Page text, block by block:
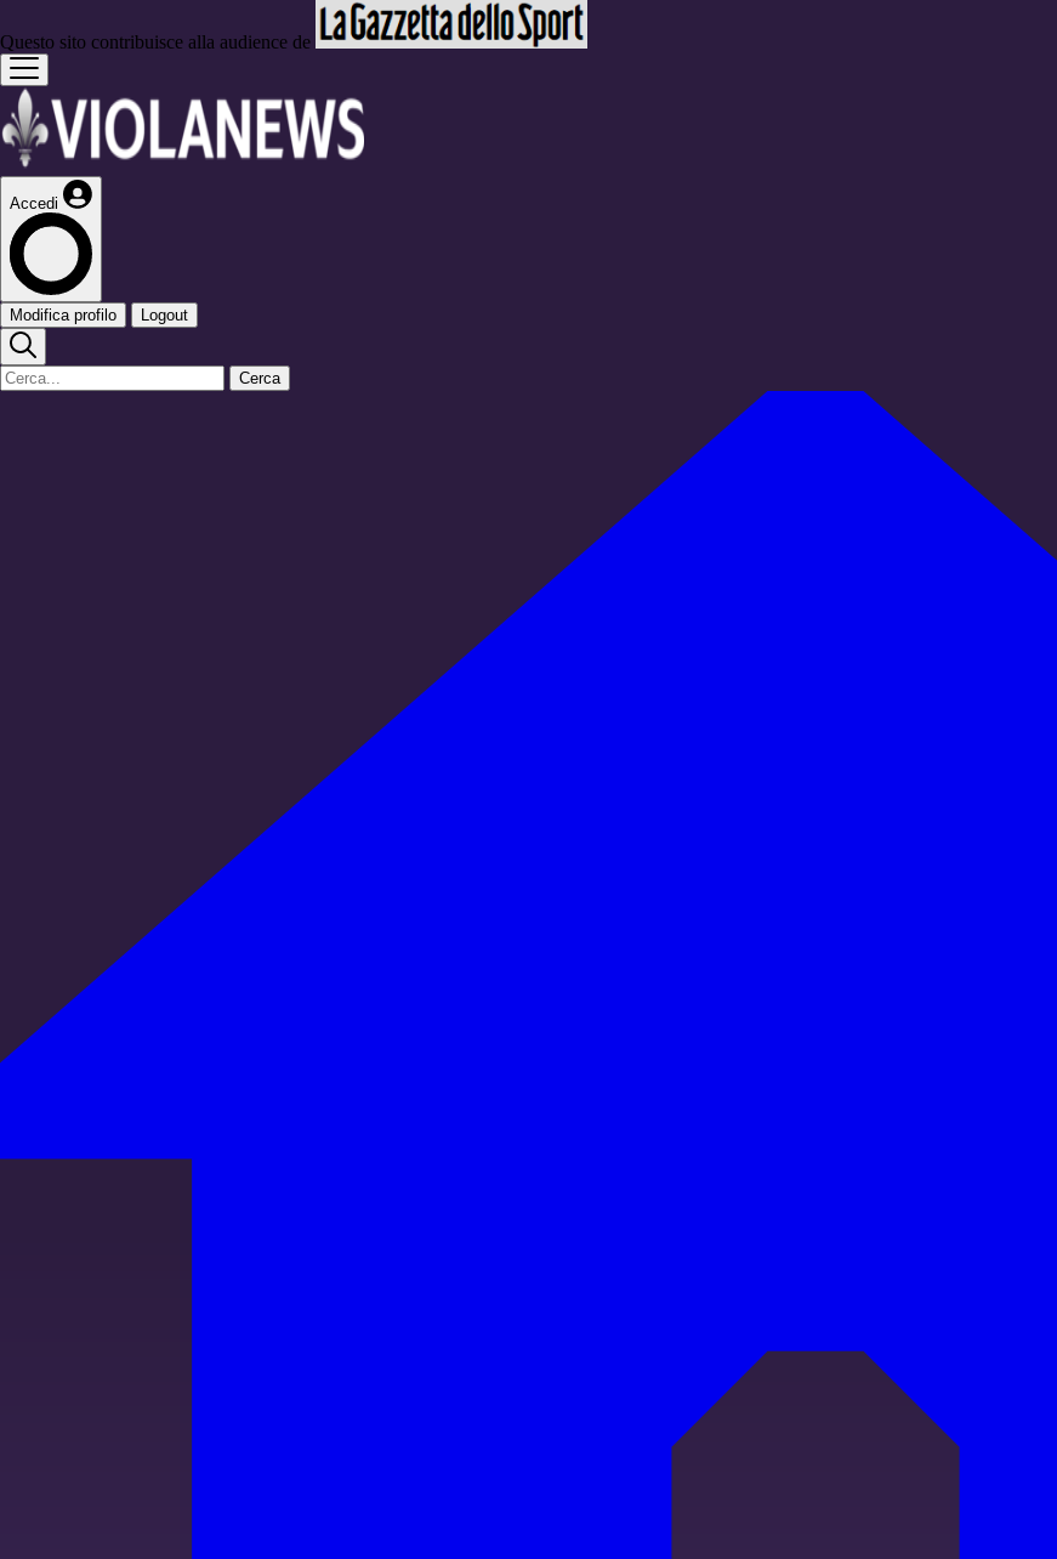
Questo sito contribuisce alla audience de
Accedi
Modifica profilo Logout
Cerca